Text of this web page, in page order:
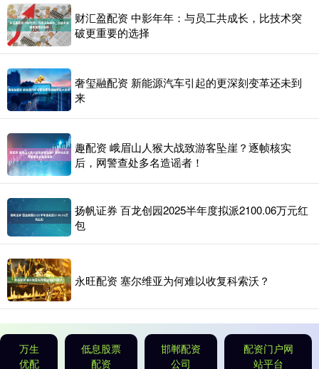
财汇盈配资 中影年年：与员工共成长，比技术突
破更重要的选择
奢玺融配资 新能源汽车引起的更深刻变革还未到
来
趣配资 峨眉山人猴大战致游客坠崖？逐帧核实
后，网警查处多名造谣者！
扬帆证券 百龙创园2025半年度拟派2100.06万元红
包
永旺配资 塞尔维亚为何难以收复科索沃？
万生
优配
低息股票
配资
邯郸配资
公司
配资门户网
站平台